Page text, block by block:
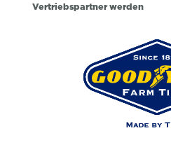
Vertriebspartner werden